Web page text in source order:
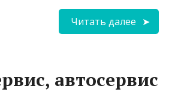
Читать далее
автосервис